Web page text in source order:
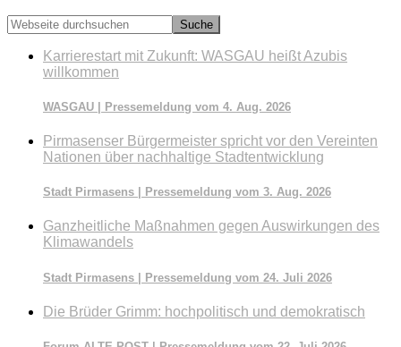
Webseite
durchsuchen
Karrierestart mit Zukunft: WASGAU heißt Azubis
willkommen
WASGAU | Pressemeldung vom 4. Aug. 2026
Pirmasenser Bürgermeister spricht vor den Vereinten
Nationen über nachhaltige Stadtentwicklung
Stadt Pirmasens | Pressemeldung vom 3. Aug. 2026
Ganzheitliche Maßnahmen gegen Auswirkungen des
Klimawandels
Stadt Pirmasens | Pressemeldung vom 24. Juli 2026
Die Brüder Grimm: hochpolitisch und demokratisch